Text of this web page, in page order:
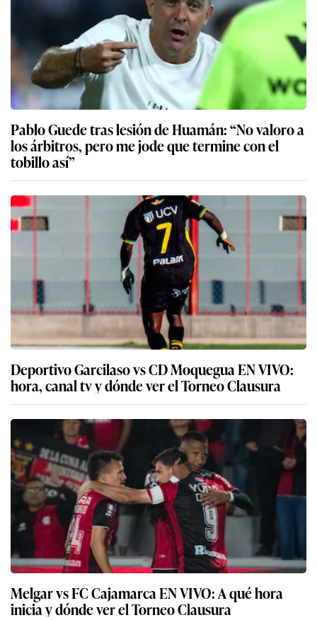
Pablo Guede tras lesión de Huamán: “No valoro a
los árbitros, pero me jode que termine con el
tobillo así”
Deportivo Garcilaso vs CD Moquegua EN VIVO:
hora, canal tv y dónde ver el Torneo Clausura
Melgar vs FC Cajamarca EN VIVO: A qué hora
inicia y dónde ver el Torneo Clausura